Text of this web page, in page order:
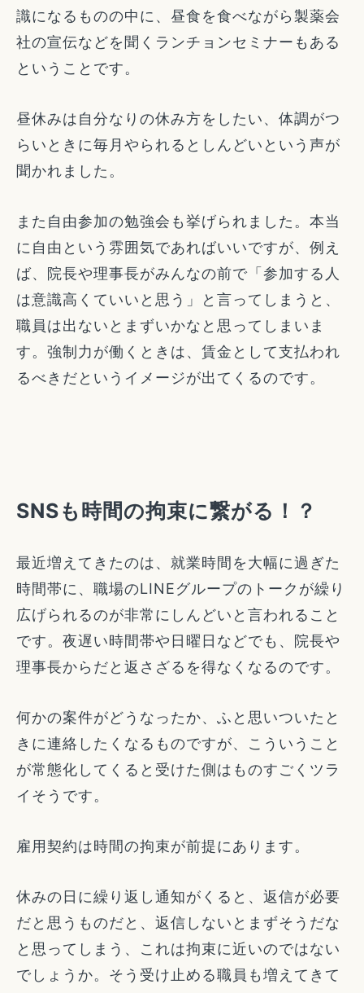
識になるものの中に、昼食を食べながら製薬会
社の宣伝などを聞くランチョンセミナーもある
ということです。
昼休みは自分なりの休み方をしたい、体調がつ
らいときに毎月やられるとしんどいという声が
聞かれました。
また自由参加の勉強会も挙げられました。本当
に自由という雰囲気であればいいですが、例え
ば、院長や理事長がみんなの前で「参加する人
は意識高くていいと思う」と言ってしまうと、
職員は出ないとまずいかなと思ってしまいま
す。強制力が働くときは、賃金として支払われ
るべきだというイメージが出てくるのです。
SNSも時間の拘束に繋がる！？
最近増えてきたのは、就業時間を大幅に過ぎた
時間帯に、職場のLINEグループのトークが繰り
広げられるのが非常にしんどいと言われること
です。夜遅い時間帯や日曜日などでも、院長や
理事長からだと返さざるを得なくなるのです。
何かの案件がどうなったか、ふと思いついたと
きに連絡したくなるものですが、こういうこと
が常態化してくると受けた側はものすごくツラ
イそうです。
雇用契約は時間の拘束が前提にあります。
休みの日に繰り返し通知がくると、返信が必要
だと思うものだと、返信しないとまずそうだな
と思ってしまう、これは拘束に近いのではない
でしょうか。そう受け止める職員も増えてきて